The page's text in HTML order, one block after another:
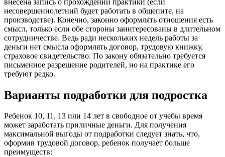
несовершеннолетний будет работать в общепите, на
производстве). Конечно, законно оформлять отношения есть
смысл, только если обе стороны заинтересованы в длительном
сотрудничестве. Ведь ради нескольких недель работы за
деньги нет смысла оформлять договор, трудовую книжку,
страховое свидетельство. По закону обязательно требуется
письменное разрешение родителей, но на практике его
требуют редко.
Варианты подработки для подростка
Ребенок 10, 11, 13 или 14 лет в свободное от учебы время
может заработать приличные деньги. Для получения
максимальной выгоды от подработки следует знать, что,
оформив трудовой договор, ребенок получает больше
преимуществ: